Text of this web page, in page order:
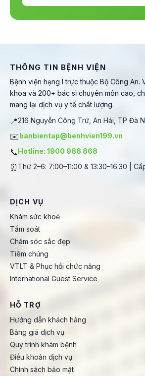
THÔNG TIN BỆNH VIỆN
Bệnh viện hạng I trực thuộc Bộ Công An.
khoa và 200+ bác sĩ chuyên môn cao,
mang lại dịch vụ y tế chất lượng.
📍216 Nguyễn Công Trứ, An Hải, TP Đà
✉️banbientap@benhvien199.vn
📞Hotline: 1900 986 868
⏰ Thứ 2–6: 7:00–11:00 & 13:30–16:30 |
DỊCH VỤ
Khám sức khoẻ
Tầm soát
Chăm sóc sắc đẹp
Tiêm chủng
VTLT & Phục hồi chức năng
International Guest Service
HỖ TRỢ
Hướng dẫn khách hàng
Bảng giá dịch vụ
Quy trình khám bệnh
Điều khoản dịch vụ
Chính sách bảo mật